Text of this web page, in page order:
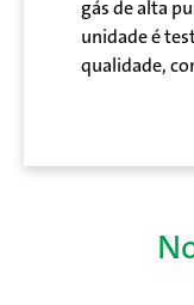
gás de alta
unidade é
qualidade,